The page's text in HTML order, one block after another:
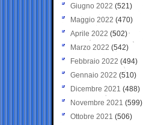
Giugno 2022 (521)
Maggio 2022 (470)
Aprile 2022 (502)
Marzo 2022 (542)
Febbraio 2022 (494)
Gennaio 2022 (510)
Dicembre 2021 (488)
Novembre 2021 (599)
Ottobre 2021 (506)